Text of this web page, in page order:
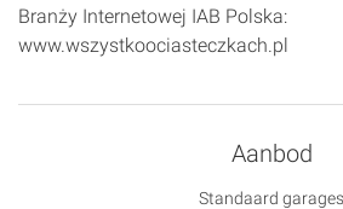
Branży Internetowej IAB Polska:
www.wszystkoociasteczkach.pl
Aanbod
Standaard garages